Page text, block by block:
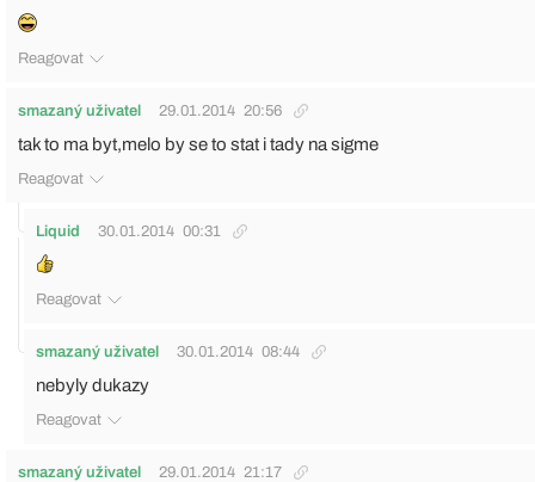
Reagovat
smazaný uživatel 29.01.2014 20:56
tak to ma byt,melo by se to stat i tady na sigme
Reagovat
Liquid 30.01.2014 00:31
Reagovat
smazaný uživatel 30.01.2014 08:44
nebyly dukazy
Reagovat
smazaný uživatel 29.01.2014 21:17